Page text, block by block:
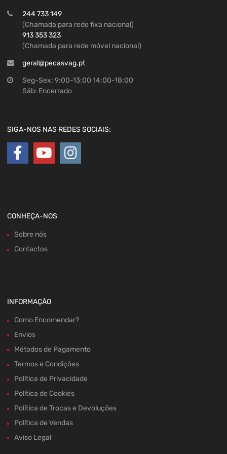
244 733 149
(Chamada para rede fixa nacional)
913 353 323
(Chamada para rede móvel nacional)
geral@pecasvag.pt
Seg-Sex: 9:00-13:00 14:00-18:00
Sáb: Encerrado
SIGA-NOS NAS REDES SOCIAIS:
CONHEÇA-NOS
Sobre nós
Contactos
INFORMAÇÃO
Como Encomendar?
Envios
Métodos de Pagamento
Termos e Condições
Política de Privacidade
Política de Cookies
Política de Trocas e Devoluções
Política de Vendas
Aviso Legal